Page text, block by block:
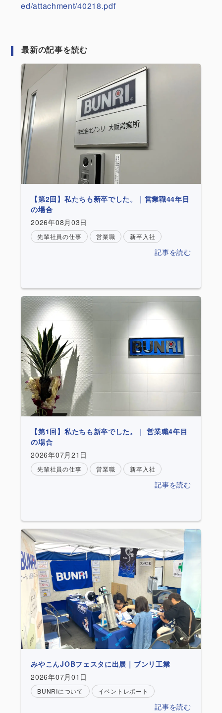
ed/attachment/40218.pdf
最新の記事を読む
【第2回】私たちも新卒でした。｜営業職44年目
の場合
2026年08月03日
先輩社員の仕事 営業職 新卒入社
記事を読む
【第1回】私たちも新卒でした。｜ 営業職4年目
の場合
2026年07月21日
先輩社員の仕事 営業職 新卒入社
記事を読む
みやこんJOBフェスタに出展｜ブンリ工業
2026年07月01日
BUNRIについて イベントレポート
記事を読む